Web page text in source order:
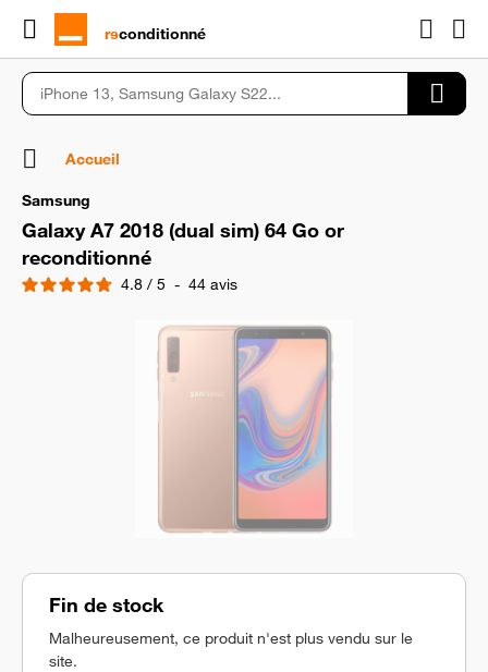
rɘconditionné
Accueil
Samsung
Galaxy A7 2018 (dual sim) 64 Go or
reconditionné
4.8 / 5 - 44 avis
Fin de stock
Malheureusement, ce produit n'est plus vendu sur le
site.